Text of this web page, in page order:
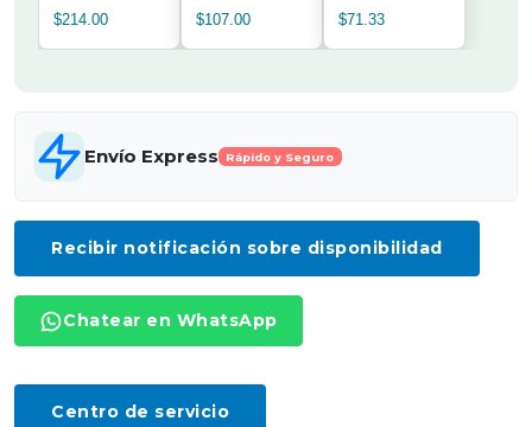
$214.00 $107.00 $71.33
Envío Express Rápido y Seguro
Recibir notificación sobre disponibilidad
Chatear en WhatsApp
Centro de servicio